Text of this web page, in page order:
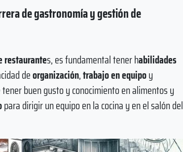
de gastronomía y gestión de
restaurantes, es fundamental tener habilidades
deorganización,trabajo en equipoy
buen gusto y conocimiento en alimentos y
para dirigir un equipo en la cocina y en el salón del